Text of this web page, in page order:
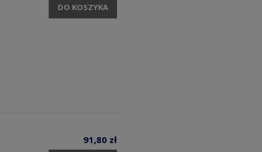
DO KOSZYKA
91,80 zł